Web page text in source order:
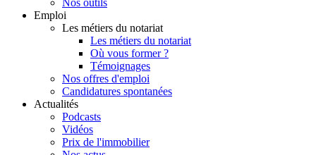
Emploi
Les métiers du notariat
Les métiers du notariat
Où vous former ?
Témoignages
Nos offres d'emploi
Candidatures spontanées
Actualités
Podcasts
Vidéos
Prix de l'immobilier